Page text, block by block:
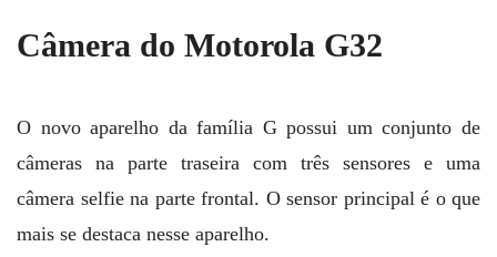
Câmera do Motorola G32
O novo aparelho da família G possui um conjunto de
câmeras na parte traseira com três sensores e uma
câmera selfie na parte frontal. O sensor principal é o que
mais se destaca nesse aparelho.